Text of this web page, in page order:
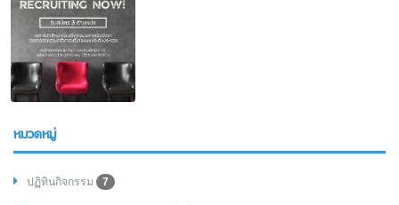
หมวดหมู่
ปฏิทินกิจกรรม 7